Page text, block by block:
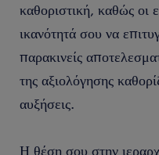
καθοριστική, καθώς οι
ικανότητά σου να
παρακινείς
της αξιολόγησης
αυξήσεις.
Η θέση σου στην